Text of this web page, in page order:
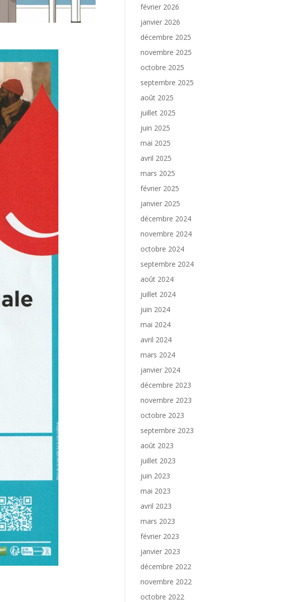
février 2026
janvier 2026
décembre 2025
novembre 2025
octobre 2025
septembre 2025
août 2025
juillet 2025
juin 2025
mai 2025
avril 2025
mars 2025
février 2025
janvier 2025
décembre 2024
novembre 2024
octobre 2024
septembre 2024
août 2024
juillet 2024
juin 2024
mai 2024
avril 2024
mars 2024
janvier 2024
décembre 2023
novembre 2023
octobre 2023
septembre 2023
août 2023
juillet 2023
juin 2023
mai 2023
avril 2023
mars 2023
février 2023
janvier 2023
décembre 2022
novembre 2022
octobre 2022